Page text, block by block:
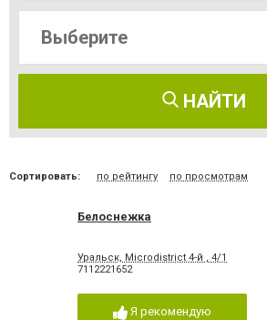
НАЙТИ
Сортировать: по рейтингу по просмотрам
Белоснежка
Уральск, Microdistrict 4-й , 4/1
7112221652
Я рекомендую